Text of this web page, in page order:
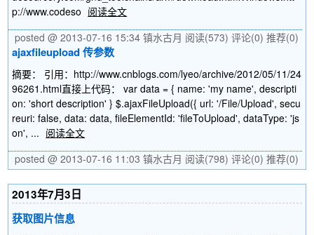
p://www.codeso 阅读全文
posted @ 2013-07-16 15:34 镇水古月 阅读(573) 评论(0) 推荐(0)
ajaxfileupload 传参数
摘要： 引用：http://www.cnblogs.com/lyeo/archive/2012/05/11/24
96261.html直接上代码： var data = { name: 'my name', descripti
on: 'short description' } $.ajaxFileUpload({ url: '/File/Upload', secu
reuri: false, data: data, fileElementId: 'fileToUpload', dataType: 'js
on', ... 阅读全文
posted @ 2013-07-16 11:03 镇水古月 阅读(798) 评论(0) 推荐(0)
2013年7月3日
获取图片信息